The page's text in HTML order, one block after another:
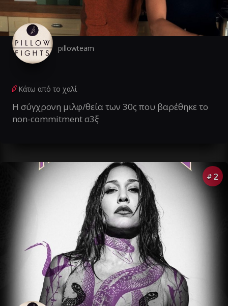
pillowteam
Κάτω από το χαλί
Η σύγχρονη μιλφ/θεία των 30ς που βαρέθηκε το
non-commitment σ3ξ
# 2